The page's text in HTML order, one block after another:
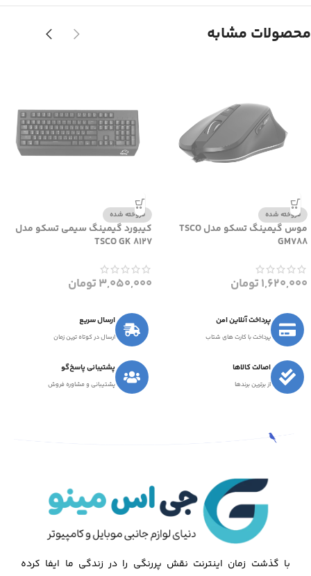
محصولات مشابه
فروخته شده
موس گیمینگ تسکو مدل TSCO
GM788
1,620,000تومان
فروخته شده
کیبورد گیمینگ سیمی تسکو مدل
TSCO GK 8127
3,050,000تومان
پرداخت آنلاین امن
پرداخت با کارت های شتاب
ارسال سریع
ارسال در کوتاه ترین زمان
اصالت کالاها
از برترین برندها
پشتیبانی پاسخ‌گو
پشتیبانی و مشاوره فروش
با گذشت زمان اینترنت نقش پررنگی را در زندگی ما ایفا کرده